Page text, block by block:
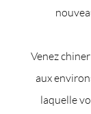
Venez
aux
laquelle